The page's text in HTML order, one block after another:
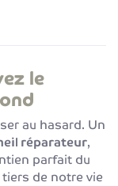
le
au hasard. Un
réparateur,
parfait du
de notre vie